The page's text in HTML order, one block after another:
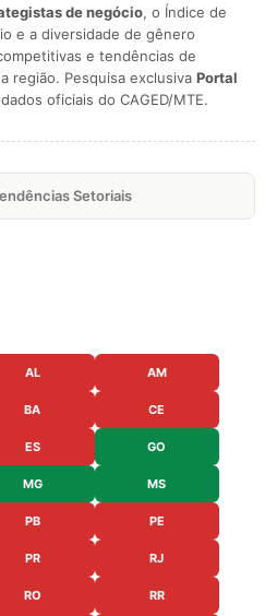
de negócio, o Índice de
e a diversidade de gênero
e tendências de
região. Pesquisa exclusiva Portal
oficiais do CAGED/MTE.
Setoriais
AL AM
BA CE
ES GO
MG MS
PB PE
PR RJ
RO RR